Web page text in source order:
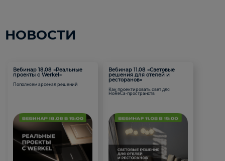
НОВОСТИ
Вебинар 18.08 «Реальные
проекты с Werkel»
Пополняем арсенал решений
Вебинар 11.08 «Световые
решения для отелей и
ресторанов»
Как проектировать свет для
HoReCa-пространств